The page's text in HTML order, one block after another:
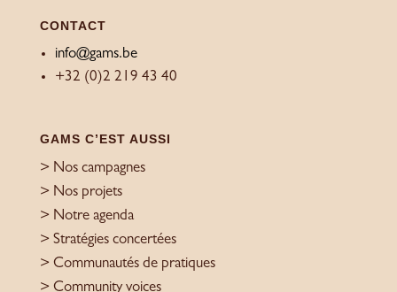
CONTACT
info@gams.be
+32 (0)2 219 43 40
GAMS C’EST AUSSI
> Nos campagnes
> Nos projets
> Notre agenda
> Stratégies concertées
> Communautés de pratiques
> Community voices